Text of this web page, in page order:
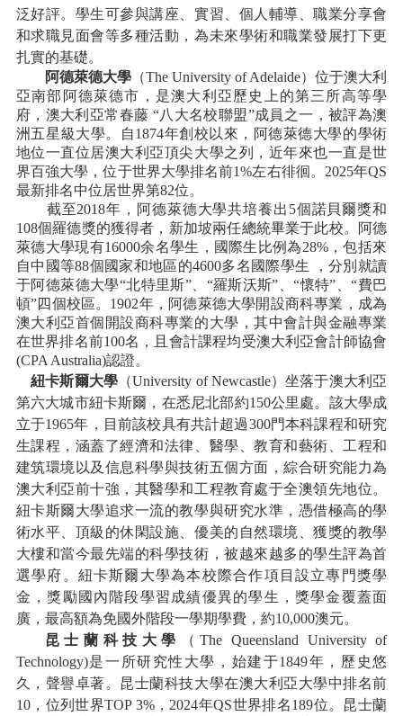
泛好評。學生可參與講座、實習、個人輔導、職業分享會
和求職見面會等多種活動，為未來學術和職業發展打下更
扎實的基礎。
阿德萊德大學（The University of Adelaide）位于澳大利
亞南部阿德萊德市，是澳大利亞歷史上的第三所高等學
府，澳大利亞常春藤 “八大名校聯盟”成員之一，被評為澳
洲五星級大學。自1874年創校以來，阿德萊德大學的學術
地位一直位居澳大利亞頂尖大學之列，近年來也一直是世
界百強大學，位于世界大學排名前1%左右徘徊。2025年QS
最新排名中位居世界第82位。
截至2018年，阿德萊德大學共培養出5個諾貝爾獎和
108個羅德獎的獲得者，新加坡兩任總統畢業于此校。阿德
萊德大學現有16000余名學生，國際生比例為28%，包括來
自中國等88個國家和地區的4600多名國際學生 ，分別就讀
于阿德萊德大學“北特里斯”、“羅斯沃斯”、“懷特”、“費巴
頓”四個校區。1902年，阿德萊德大學開設商科專業，成為
澳大利亞首個開設商科專業的大學，其中會計與金融專業
在世界排名前100名，且會計課程均受澳大利亞會計師協會
(CPA Australia)認證。
紐卡斯爾大學 （University of Newcastle）坐落于澳大利亞
第六大城市紐卡斯爾，在悉尼北部約150公里處。該大學成
立于1965年，目前該校具有共計超過300門本科課程和研究
生課程，涵蓋了經濟和法律、醫學、教育和藝術、工程和
建筑環境以及信息科學與技術五個方面，綜合研究能力為
澳大利亞前十強，其醫學和工程教育處于全澳領先地位。
紐卡斯爾大學追求一流的教學與研究水準，憑借極高的學
術水平、頂級的休閑設施、優美的自然環境、獲獎的教學
大樓和當今最先端的科學技術，被越來越多的學生評為首
選學府。紐卡斯爾大學為本校際合作項目設立專門獎學
金，獎勵國內階段學習成績優異的學生，獎學金覆蓋面
廣，最高額為免國外階段一學期學費，約10,000澳元。
昆士蘭科技大學
（The Queensland University of
Technology)是一所研究性大學，始建于1849年，歷史悠
久，聲譽卓著。昆士蘭科技大學在澳大利亞大學中排名前
10，位列世界TOP 3%，2024年QS世界排名189位。昆士蘭